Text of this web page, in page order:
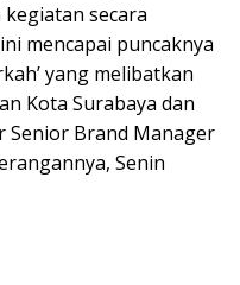
secara
mencapai puncaknya
yang melibatkan
Kota Surabaya dan
Senior Brand Manager
Senin